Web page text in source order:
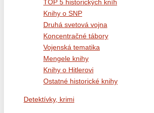
TOP 5 historických kníh
Knihy o SNP
Druhá svetová vojna
Koncentračné tábory
Vojenská tematika
Mengele knihy
Knihy o Hitlerovi
Ostatné historické knihy
Detektívky, krimi